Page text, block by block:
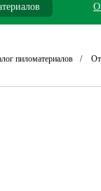
О
пиломатериалов